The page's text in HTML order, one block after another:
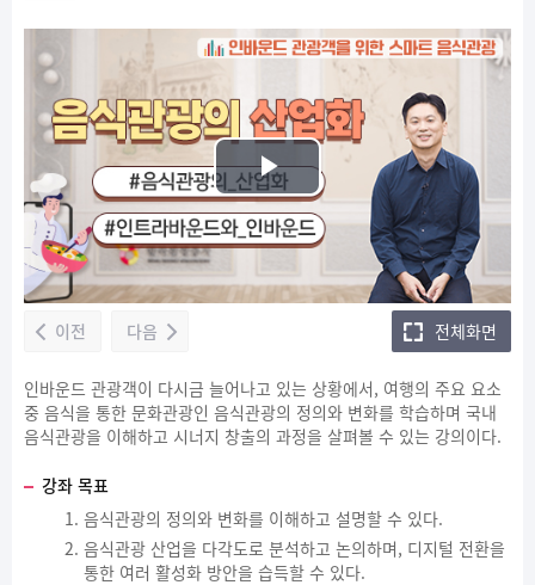
이전 다음 전체화면
인바운드 관광객이 다시금 늘어나고 있는 상황에서, 여행의 주요 요소
중 음식을 통한 문화관광인 음식관광의 정의와 변화를 학습하며 국내
음식관광을 이해하고 시너지 창출의 과정을 살펴볼 수 있는 강의이다.
강좌 목표
음식관광의 정의와 변화를 이해하고 설명할 수 있다.
음식관광 산업을 다각도로 분석하고 논의하며, 디지털 전환을
통한 여러 활성화 방안을 습득할 수 있다.